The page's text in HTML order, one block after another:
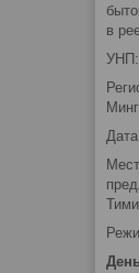
в
УНП: